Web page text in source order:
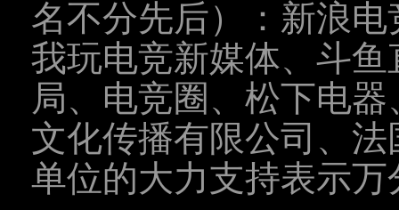
名不分先后）：新浪电
我玩电竞新媒体、斗
局、电竞圈、松下电
文化传播有限公司、
单位的大力支持表示万